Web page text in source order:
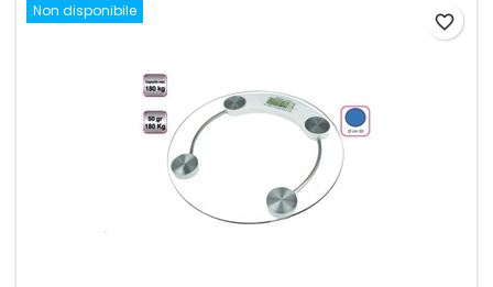
Non disponibile
favorite_border